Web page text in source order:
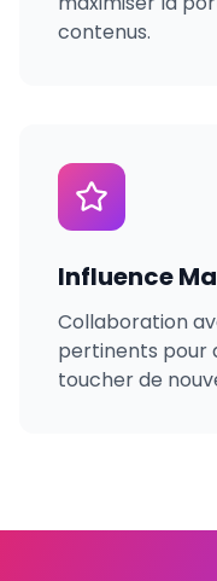
contenus.
Influence
Collaboration
pertinents pour
toucher de